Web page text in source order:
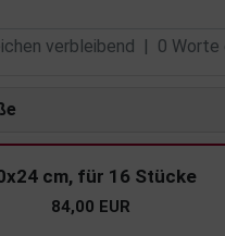
verbleibend | 0 Worte
cm, für 16 Stücke
84,00 EUR